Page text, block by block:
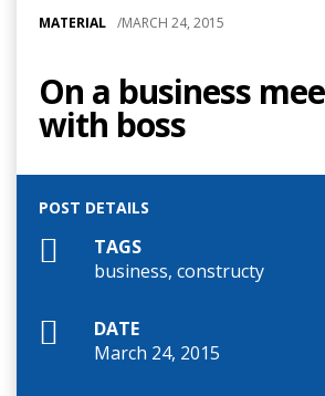
MATERIAL /MARCH 24, 2015
On a business
with boss
POST DETAILS
TAGS
business, constructy
DATE
March 24, 2015